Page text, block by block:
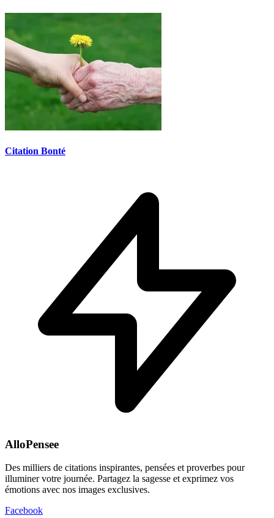
Citation Bonté
AlloPensee
Des milliers de citations inspirantes, pensées et proverbes pour
illuminer votre journée. Partagez la sagesse et exprimez vos
émotions avec nos images exclusives.
Facebook